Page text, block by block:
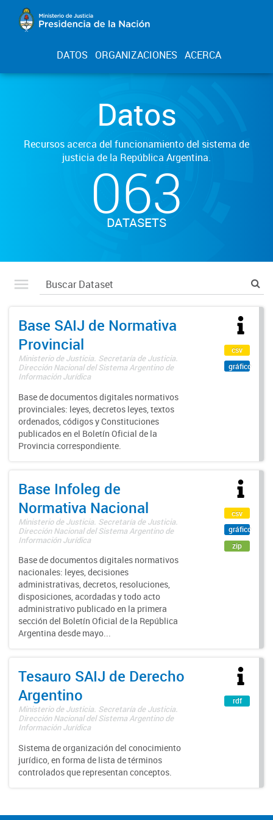
DATOS ORGANIZACIONES ACERCA
Datos
Recursos acerca del funcionamiento del sistema de
justicia de la República Argentina.
063
DATASETS
Base SAIJ de Normativa
Provincial
Ministerio de Justicia. Secretaría de Justicia.
Dirección Nacional del Sistema Argentino de
Información Jurídica
Base de documentos digitales normativos
provinciales: leyes, decretos leyes, textos
ordenados, códigos y Constituciones
publicados en el Boletín Oficial de la
Provincia correspondiente.
csv
gráfico
Base Infoleg de
Normativa Nacional
Ministerio de Justicia. Secretaría de Justicia.
Dirección Nacional del Sistema Argentino de
Información Jurídica
Base de documentos digitales normativos
nacionales: leyes, decisiones
administrativas, decretos, resoluciones,
disposiciones, acordadas y todo acto
administrativo publicado en la primera
sección del Boletín Oficial de la República
Argentina desde mayo...
csv
gráfico
zip
Tesauro SAIJ de Derecho
Argentino
Ministerio de Justicia. Secretaría de Justicia.
Dirección Nacional del Sistema Argentino de
Información Jurídica
Sistema de organización del conocimiento
jurídico, en forma de lista de términos
controlados que representan conceptos.
rdf